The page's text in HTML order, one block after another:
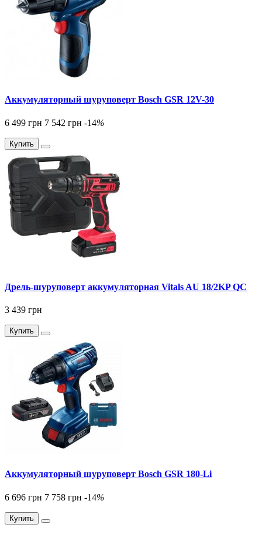
Аккумуляторный шуруповерт Bosch GSR 12V-30
6 499 грн 7 542 грн -14%
Купить
Дрель-шуруповерт аккумуляторная Vitals AU 18/2KP QC
3 439 грн
Купить
Аккумуляторный шуруповерт Bosch GSR 180-Li
6 696 грн 7 758 грн -14%
Купить